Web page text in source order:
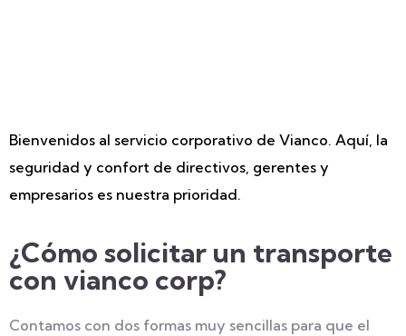
Bienvenidos al servicio corporativo de Vianco. Aquí, la
seguridad y confort de directivos, gerentes y
empresarios es nuestra prioridad.
¿Cómo solicitar un transporte
con vianco corp?
Contamos con dos formas muy sencillas para que el